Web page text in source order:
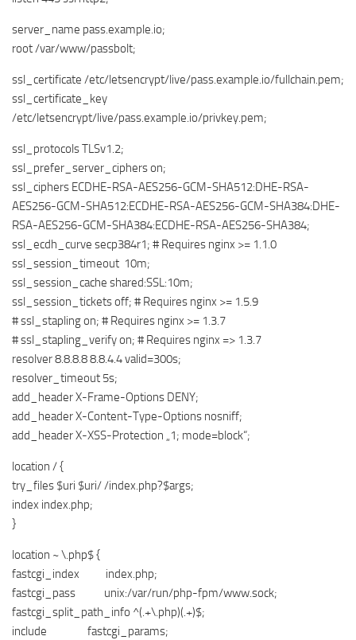
server_name pass.example.io;
root /var/www/passbolt;
ssl_certificate /etc/letsencrypt/live/pass.example.io/fullchain.pem;
ssl_certificate_key
/etc/letsencrypt/live/pass.example.io/privkey.pem;
ssl_protocols TLSv1.2;
ssl_prefer_server_ciphers on;
ssl_ciphers ECDHE-RSA-AES256-GCM-SHA512:DHE-RSA-
AES256-GCM-SHA512:ECDHE-RSA-AES256-GCM-SHA384:DHE-
RSA-AES256-GCM-SHA384:ECDHE-RSA-AES256-SHA384;
ssl_ecdh_curve secp384r1; # Requires nginx >= 1.1.0
ssl_session_timeout 10m;
ssl_session_cache shared:SSL:10m;
ssl_session_tickets off; # Requires nginx >= 1.5.9
# ssl_stapling on; # Requires nginx >= 1.3.7
# ssl_stapling_verify on; # Requires nginx => 1.3.7
resolver 8.8.8.8 8.8.4.4 valid=300s;
resolver_timeout 5s;
add_header X-Frame-Options DENY;
add_header X-Content-Type-Options nosniff;
add_header X-XSS-Protection „1; mode=block“;
location / {
try_files $uri $uri/ /index.php?$args;
index index.php;
}
location ~ \.php$ {
fastcgi_index index.php;
fastcgi_pass unix:/var/run/php-fpm/www.sock;
fastcgi_split_path_info ^(.+\.php)(.+)$;
include fastcgi_params;